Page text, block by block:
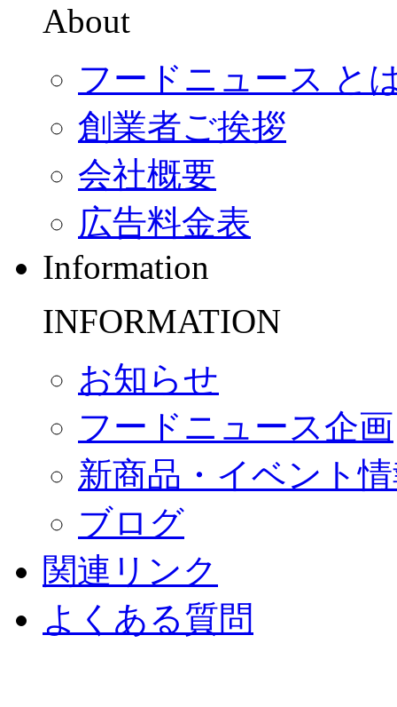
About
フードニュース と
創業者ご挨拶
会社概要
広告料金表
Information
INFORMATION
お知らせ
フードニュース企画
新商品・イベント
ブログ
関連リンク
よくある質問